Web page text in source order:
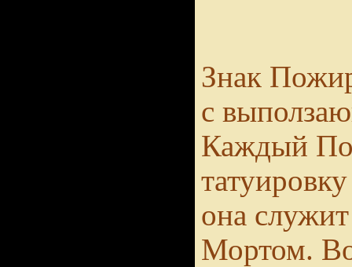
Знак
с
Каждый
она
Мортом.